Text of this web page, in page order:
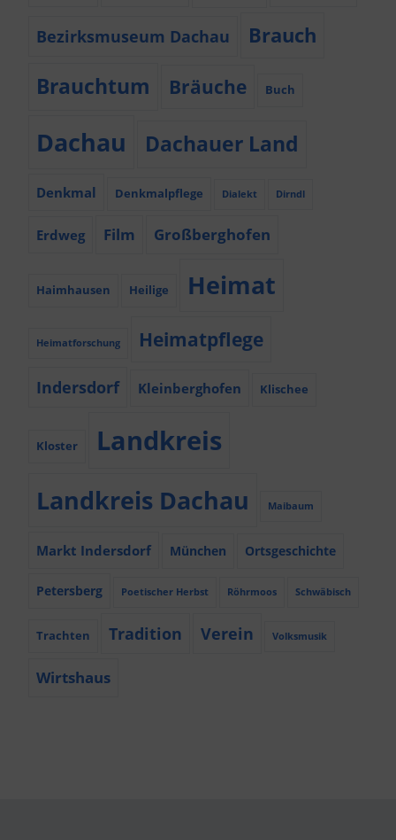
Bezirksmuseum Dachau Brauch
Brauchtum Bräuche Buch
Dachau Dachauer Land
Denkmal Denkmalpflege Dialekt Dirndl
Erdweg Film Großberghofen
Haimhausen Heilige Heimat
Heimatforschung Heimatpflege
Indersdorf Kleinberghofen Klischee
Kloster Landkreis
Landkreis Dachau Maibaum
Markt Indersdorf München Ortsgeschichte
Petersberg Poetischer Herbst Röhrmoos Schwäbisch
Trachten Tradition Verein Volksmusik
Wirtshaus